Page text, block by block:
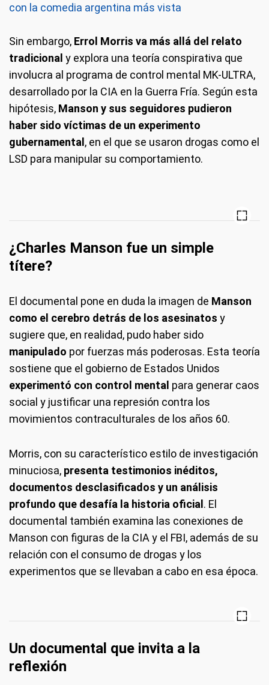
con la comedia argentina más vista
Sin embargo, Errol Morris va más allá del relato
tradicional y explora una teoría conspirativa que
involucra al programa de control mental MK-ULTRA,
desarrollado por la CIA en la Guerra Fría. Según esta
hipótesis, Manson y sus seguidores pudieron
haber sido víctimas de un experimento
gubernamental , en el que se usaron drogas como el
LSD para manipular su comportamiento.
¿Charles Manson fue un simple
títere?
El documental pone en duda la imagen de Manson
como el cerebro detrás de los asesinatos y
sugiere que, en realidad, pudo haber sido
manipulado por fuerzas más poderosas. Esta teoría
sostiene que el gobierno de Estados Unidos
experimentó con control mental para generar caos
social y justificar una represión contra los
movimientos contraculturales de los años 60.
Morris, con su característico estilo de investigación
minuciosa, presenta testimonios inéditos,
documentos desclasificados y un análisis
profundo que desafía la historia oficial . El
documental también examina las conexiones de
Manson con figuras de la CIA y el FBI, además de su
relación con el consumo de drogas y los
experimentos que se llevaban a cabo en esa época.
Un documental que invita a la
reflexión